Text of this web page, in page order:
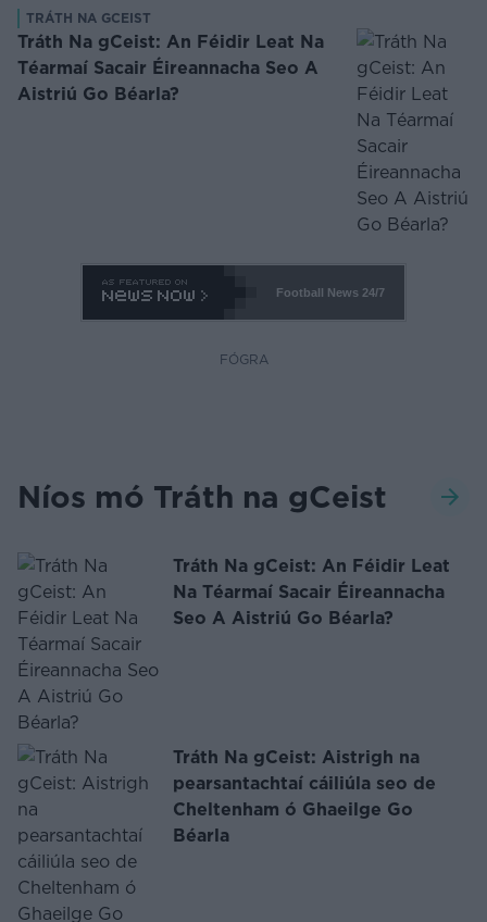
TRÁTH NA GCEIST
Tráth Na gCeist: An Féidir Leat Na
Téarmaí Sacair Éireannacha Seo A
Aistriú Go Béarla?
Football News24/7
FÓGRA
Níos mó Tráth na gCeist
Tráth Na gCeist: An Féidir Leat
Na Téarmaí Sacair Éireannacha
Seo A Aistriú Go Béarla?
Tráth Na gCeist: Aistrigh na
pearsantachtaí cáiliúla seo de
Cheltenham ó Ghaeilge Go
Béarla